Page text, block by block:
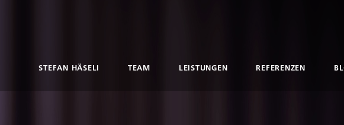
STEFAN HÄSELI TEAM LEISTUNGEN REFERENZEN